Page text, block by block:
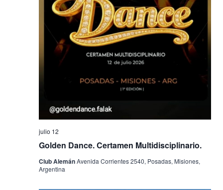
Golden Dance. Certamen Multidisciplinario.
julio 12
Club AlemánAvenida Corrientes 2540, Posadas, Misiones,
Argentina